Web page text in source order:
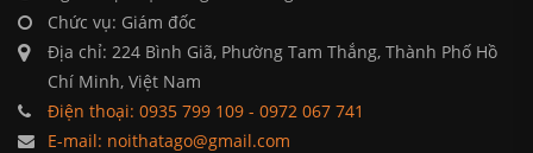
Chức vụ: Giám đốc
Địa chỉ: 224 Bình Giã, Phường Tam Thắng, Thành Phố Hồ
Chí Minh, Việt Nam
Điện thoại: 0935 799 109 - 0972 067 741
E-mail: noithatago@gmail.com